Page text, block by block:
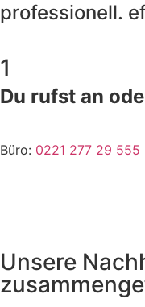
professionell.
1
Du rufst an
Büro: 0221 277 29 555
Unsere